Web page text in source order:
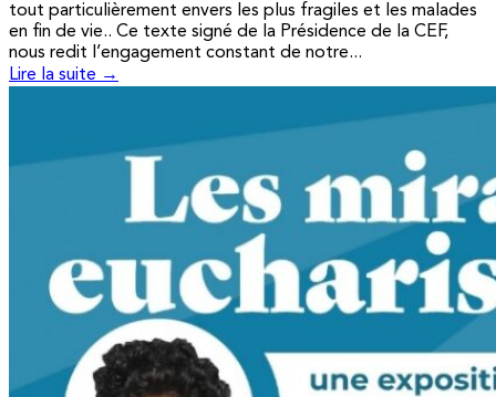
tout particulièrement envers les plus fragiles et les malades
en fin de vie.. Ce texte signé de la Présidence de la CEF,
nous redit l’engagement constant de notre...
Lire la suite →